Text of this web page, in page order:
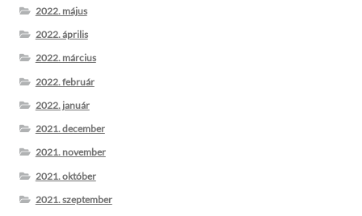
2022. május
2022. április
2022. március
2022. február
2022. január
2021. december
2021. november
2021. október
2021. szeptember